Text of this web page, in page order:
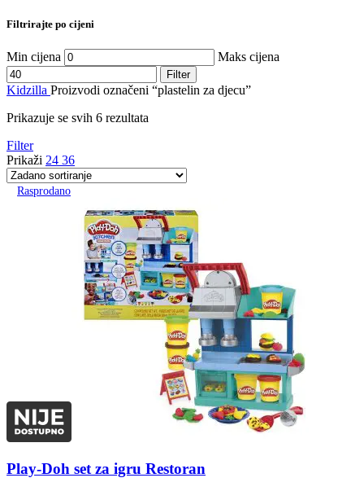
Filtrirajte po cijeni
Min cijena Maks cijena
Filter
Kidzilla Proizvodi označeni “plastelin za djecu”
Prikazuje se svih 6 rezultata
Filter
Prikaži 24 36
Rasprodano
Play-Doh set za igru Restoran